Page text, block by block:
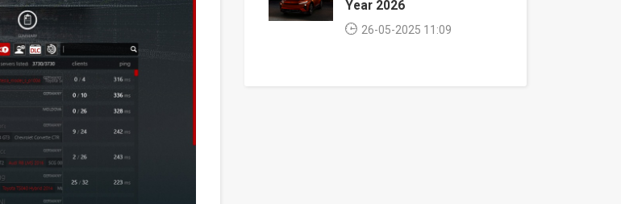
Year 2026
26-05-2025 11:09